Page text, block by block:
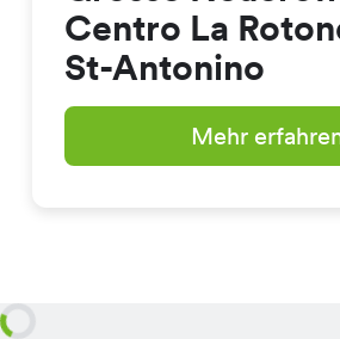
Centro La
St-Antonino
Mehr